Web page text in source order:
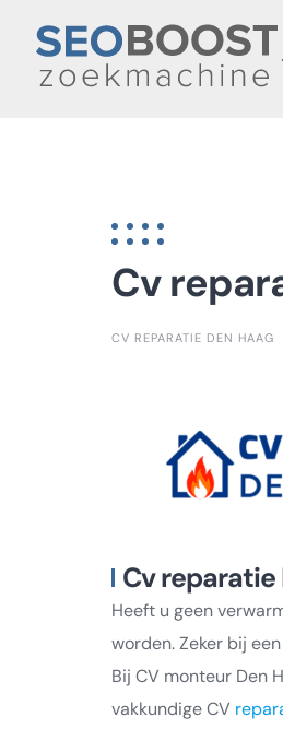
content
Cv
CV REPARATIE DEN HAAG
Cv reparatie
Heeft u geen
worden. Zeker bij een
Bij CV monteur Den
vakkundige CV